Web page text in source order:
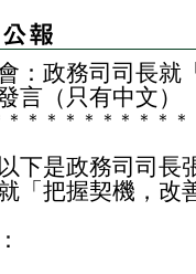
：政務司司長就
言（只有中文）
＊ ＊ ＊ ＊ ＊ ＊ ＊ ＊ ＊ ＊
是政務司司長張
「把握契機，改